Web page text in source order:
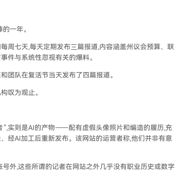
一年。
周七天,每天定期发布三篇报道,内容涵盖州议会预算、联
件与系统性忽视有关的爆料。
团队在复活节当天发布了四篇报道。
叹为观止。
”,实则是AI的产物——配有虚假头像照片和编造的履历,充
经AI加工后重新发布。该网站的运营者称,他们并非有意
外,这些所谓的记者在网站之外几乎没有职业历史或数字